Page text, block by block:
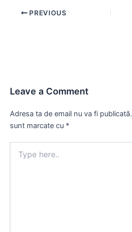
Post PREVIOUS
Leave a Comment
Adresa ta de email nu va fi publicată.
sunt marcate cu *
here..